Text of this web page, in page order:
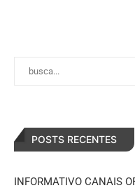
POSTS RECENTES
INFORMATIVO CANAIS